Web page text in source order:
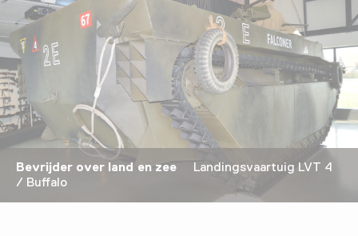
Bevrijder over land en zeeLandingsvaartuig LVT 4
/ Buffalo